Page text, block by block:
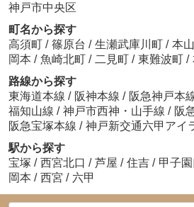
神戸市中央区
町名から探す
高須町 / 篠原台 / 生瀬武庫川町 / 本
岡本 / 魚崎北町 / 二見町 / 東難波町 /
路線から探す
東海道本線 / 阪神本線 / 阪急神戸本
福知山線 / 神戸市西神・山手線 / 阪
阪急宝塚本線 / 神戸新交通六甲アイ
駅から探す
宝塚 / 西宮北口 / 芦屋 / 住吉 / 甲子園
岡本 / 西宮 / 六甲